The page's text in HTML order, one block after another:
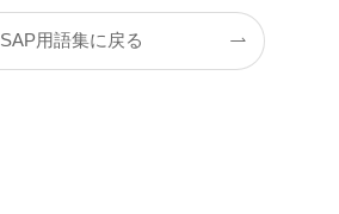
SAP用語集に戻る